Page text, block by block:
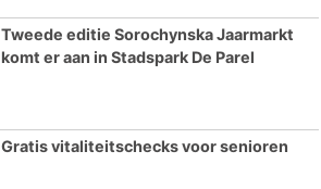
Tweede editie Sorochynska Jaarmarkt
komt er aan in Stadspark De Parel
Gratis vitaliteitschecks voor senioren